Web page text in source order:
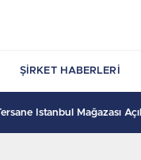
ŞIRKET HABERLERI
İstanbul Mağazası